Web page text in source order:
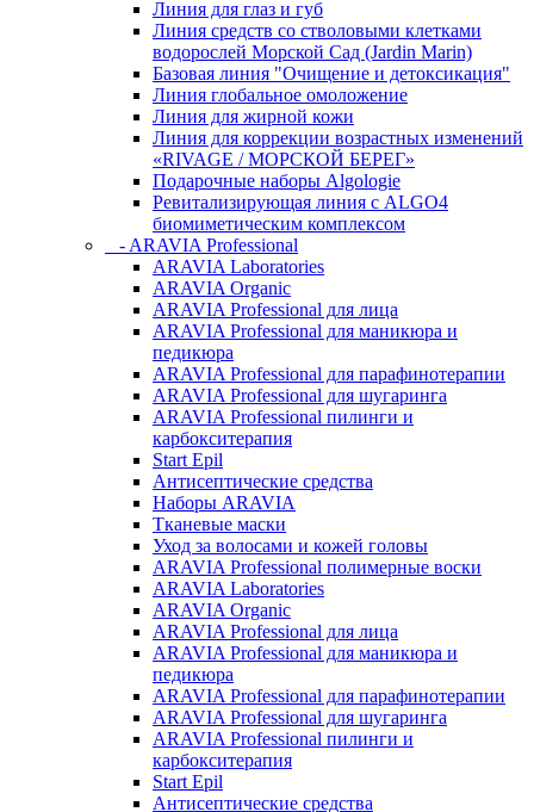
Линия для глаз и губ
Линия средств со стволовыми клетками
водорослей Морской Сад (Jardin Marin)
Базовая линия "Очищение и детоксикация"
Линия глобальное омоложение
Линия для жирной кожи
Линия для коррекции возрастных изменений
«RIVAGE / МОРСКОЙ БЕРЕГ»
Подарочные наборы Algologie
Ревитализирующая линия с ALGO4
биомиметическим комплексом
- ARAVIA Professional
ARAVIA Laboratories
ARAVIA Organic
ARAVIA Professional для лица
ARAVIA Professional для маникюра и
педикюра
ARAVIA Professional для парафинотерапии
ARAVIA Professional для шугаринга
ARAVIA Professional пилинги и
карбокситерапия
Start Epil
Антисептические средства
Наборы ARAVIA
Тканевые маски
Уход за волосами и кожей головы
ARAVIA Professional полимерные воски
ARAVIA Laboratories
ARAVIA Organic
ARAVIA Professional для лица
ARAVIA Professional для маникюра и
педикюра
ARAVIA Professional для парафинотерапии
ARAVIA Professional для шугаринга
ARAVIA Professional пилинги и
карбокситерапия
Start Epil
Антисептические средства